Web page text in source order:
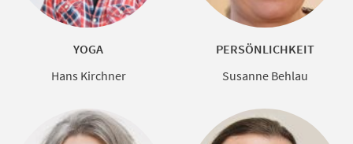
YOGA
Hans Kirchner
PERSÖNLICHKEIT
Susanne Behlau